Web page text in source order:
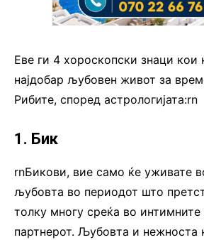
Еве ги 4 хороскопски знаци кои
најдобар љубовен живот за
Рибите, според астрологијата:rn
1. Бик
rnБикови, вие само ќе уживате
љубовта во периодот што
толку многу среќа во
партнерот. Љубовта и нежноста